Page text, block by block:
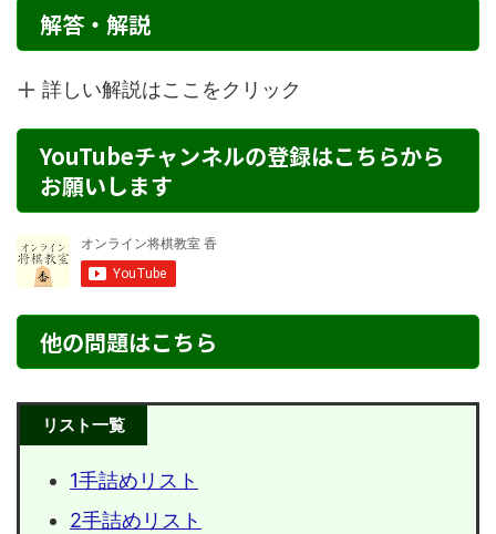
解答・解説
詳しい解説はここをクリック
YouTubeチャンネルの登録はこちらから
お願いします
他の問題はこちら
リスト一覧
1手詰めリスト
2手詰めリスト